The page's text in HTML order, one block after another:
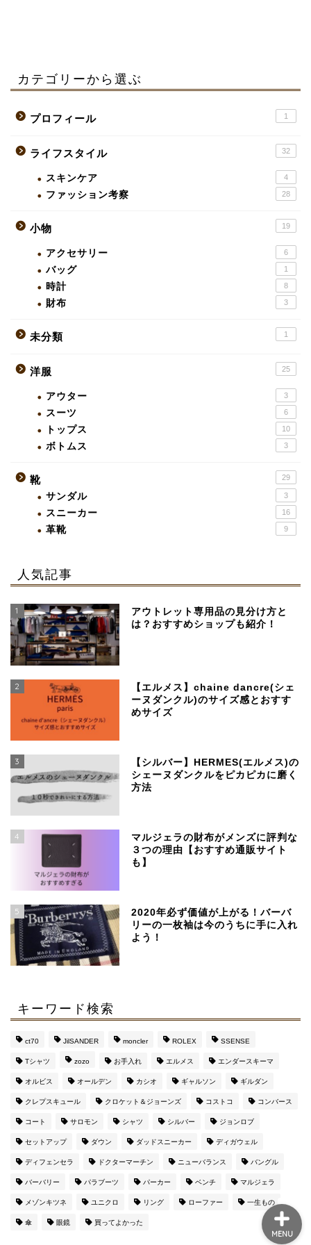
カテゴリーから選ぶ
プロフィール 1
ライフスタイル 32
スキンケア 4
ファッション考察 28
小物 19
アクセサリー 6
バッグ 1
時計 8
財布 3
未分類 1
洋服 25
アウター 3
スーツ 6
トップス 10
ボトムス 3
靴 29
サンダル 3
スニーカー 16
革靴 9
人気記事
1
アウトレット専用品の見分け方と
は？おすすめショップも紹介！
2
【エルメス】chaine dancre(シェ
ーヌダンクル)のサイズ感とおすす
めサイズ
3
【シルバー】HERMES(エルメス)の
シェーヌダンクルをピカピカに磨く
方法
4
マルジェラの財布がメンズに評判な
３つの理由【おすすめ通販サイト
も】
5
2020年必ず価値が上がる！バーバ
リーの一枚袖は今のうちに手に入れ
よう！
キーワード検索
ct70 JilSANDER moncler ROLEX SSENSE
Tシャツ zozo お手入れ エルメス エンダースキーマ
オルビス オールデン カシオ ギャルソン ギルダン
クレプスキュール クロケット＆ジョーンズ コストコ コンバース
コート サロモン シャツ シルバー ジョンロブ
セットアップ ダウン ダッドスニーカー ディガウェル
ディフェンセラ ドクターマーチン ニューバランス バングル
バーバリー パラブーツ パーカー ベンチ マルジェラ
メゾンキツネ ユニクロ リング ローファー 一生もの
傘 眼鏡 買ってよかった
MENU
めブランド
【マルジェラ】足袋ブー
ツのサイズ感と定価より
マルジェラの財布がメン
ズに評判な３つの理由
【おすすめ通販サイト
も】
このブログを運営してい
んな興味持って
ね・・・）